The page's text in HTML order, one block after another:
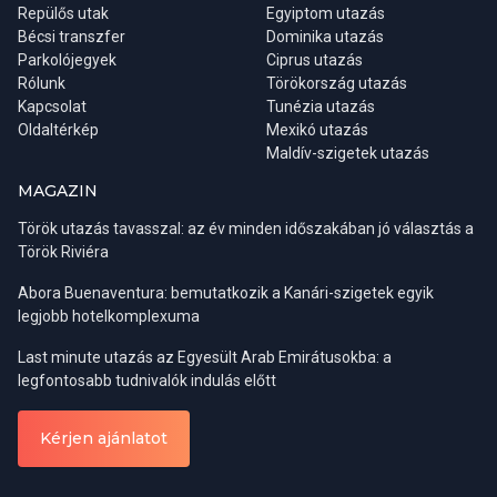
Útiterv
Közvetlen charterjárat hBudapestről Zanzibárra. A részvételi díj a
fedélzeten 2 étkezést tartalmaz.
Repülős utak
Bécsi transzfer
Parkolójegyek
Rólunk
Kapcsolat
Oldaltérkép
Egyiptom utazás
Dominika utazás
Ciprus utazás
Törökország utazás
Tunézia utazás
Mexikó utazás
Maldív-szigetek utazás
MAGAZIN
Török utazás tavasszal: az év minden időszakában jó választás a
Török Riviéra
Abora Buenaventura: bemutatkozik a Kanári-szigetek egyik
legjobb hotelkomplexuma
Last minute utazás az Egyesült Arab Emirátusokba: a
legfontosabb tudnivalók indulás előtt
Kérjen ajánlatot